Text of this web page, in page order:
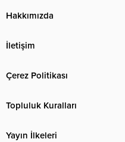
yöneticileri ile saha çalışanlarının
önemi bir kez daha vurgulandı.
bu konuda daha fazla farkındalık...
Hakkımızda
İletişim
Çerez Politikası
Topluluk Kuralları
Yayın İlkeleri